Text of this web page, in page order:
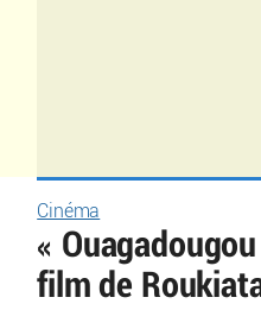
Cinéma
«
film de